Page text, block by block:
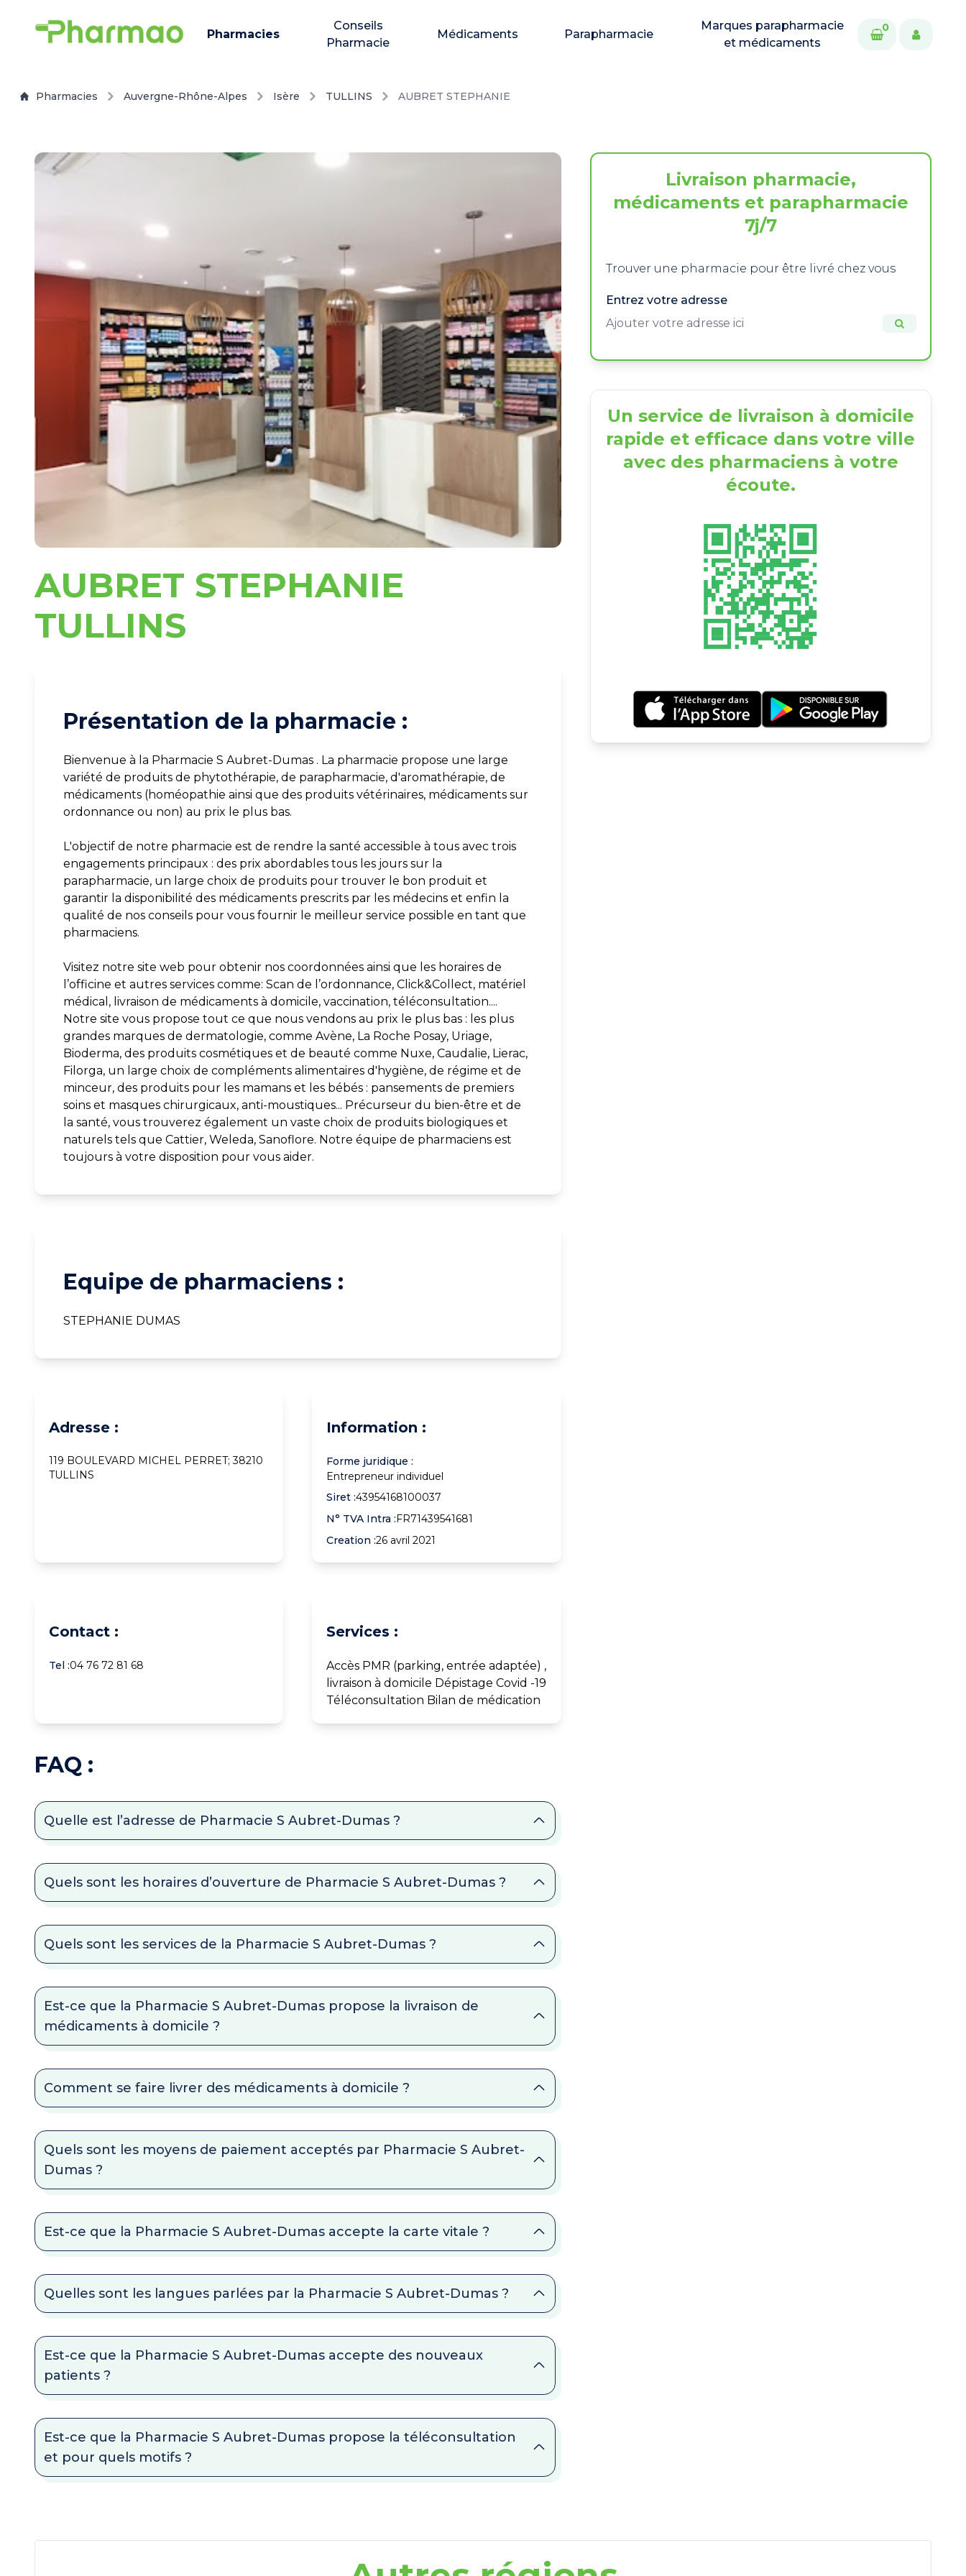
Pharmacies
Conseils
Pharmacie
Médicaments Parapharmacie
Marques parapharmacie
et médicaments
0
Pharmacies Auvergne-Rhône-Alpes Isère TULLINS AUBRET STEPHANIE
AUBRET STEPHANIE
TULLINS
Présentation de la pharmacie :
Bienvenue à la Pharmacie S Aubret-Dumas . La pharmacie propose une large
variété de produits de phytothérapie, de parapharmacie, d'aromathérapie, de
médicaments (homéopathie ainsi que des produits vétérinaires, médicaments sur
ordonnance ou non) au prix le plus bas.
L'objectif de notre pharmacie est de rendre la santé accessible à tous avec trois
engagements principaux : des prix abordables tous les jours sur la
parapharmacie, un large choix de produits pour trouver le bon produit et
garantir la disponibilité des médicaments prescrits par les médecins et enfin la
qualité de nos conseils pour vous fournir le meilleur service possible en tant que
pharmaciens.
Visitez notre site web pour obtenir nos coordonnées ainsi que les horaires de
l’officine et autres services comme: Scan de l’ordonnance, Click&Collect, matériel
médical, livraison de médicaments à domicile, vaccination, téléconsultation....
Notre site vous propose tout ce que nous vendons au prix le plus bas : les plus
grandes marques de dermatologie, comme Avène, La Roche Posay, Uriage,
Bioderma, des produits cosmétiques et de beauté comme Nuxe, Caudalie, Lierac,
Filorga, un large choix de compléments alimentaires d'hygiène, de régime et de
minceur, des produits pour les mamans et les bébés : pansements de premiers
soins et masques chirurgicaux, anti-moustiques... Précurseur du bien-être et de
la santé, vous trouverez également un vaste choix de produits biologiques et
naturels tels que Cattier, Weleda, Sanoflore. Notre équipe de pharmaciens est
toujours à votre disposition pour vous aider.
Equipe de pharmaciens :
STEPHANIE DUMAS
Adresse :
119 BOULEVARD MICHEL PERRET; 38210
TULLINS
Information :
Forme juridique :
Entrepreneur individuel
Siret :43954168100037
N° TVA Intra :FR71439541681
Creation :26 avril 2021
Contact :
Tel :04 76 72 81 68
Services :
Accès PMR (parking, entrée adaptée) ,
livraison à domicile Dépistage Covid -19
Téléconsultation Bilan de médication
FAQ :
Quelle est l’adresse de Pharmacie S Aubret-Dumas ?
Quels sont les horaires d’ouverture de Pharmacie S Aubret-Dumas ?
Quels sont les services de la Pharmacie S Aubret-Dumas ?
Est-ce que la Pharmacie S Aubret-Dumas propose la livraison de
médicaments à domicile ?
Comment se faire livrer des médicaments à domicile ?
Quels sont les moyens de paiement acceptés par Pharmacie S Aubret-
Dumas ?
Est-ce que la Pharmacie S Aubret-Dumas accepte la carte vitale ?
Quelles sont les langues parlées par la Pharmacie S Aubret-Dumas ?
Est-ce que la Pharmacie S Aubret-Dumas accepte des nouveaux
patients ?
Est-ce que la Pharmacie S Aubret-Dumas propose la téléconsultation
et pour quels motifs ?
Livraison pharmacie,
médicaments et parapharmacie
7j/7
Trouver une pharmacie pour être livré chez vous
Entrez votre adresse
Un service de livraison à domicile
rapide et efficace dans votre ville
avec des pharmaciens à votre
écoute.